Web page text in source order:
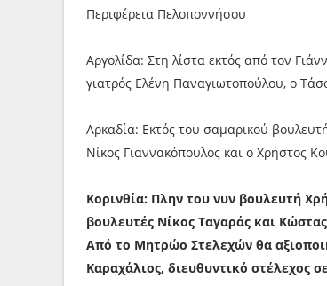
Περιφέρεια Πελοποννήσου
Αργολίδα: Στη λίστα εκτός από τον
γιατρός Ελένη Παναγιωτοπούλου, ο
Αρκαδία: Εκτός του σαμαρικού
Νίκος Γιαννακόπουλος και ο Χρήστος
Κορινθία: Πλην του νυν βουλευτή
βουλευτές Νίκος Ταγαράς και
Από το Μητρώο Στελεχών θα
Καραχάλιος, διευθυντικό στέλεχος